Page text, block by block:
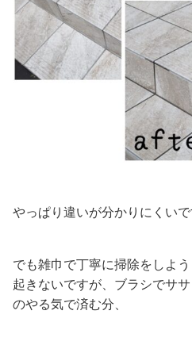
やっぱり違いが分かりにくいで
でも雑巾で丁寧に掃除をしよ
起きないですが、ブラシでサ
のやる気で済む分、